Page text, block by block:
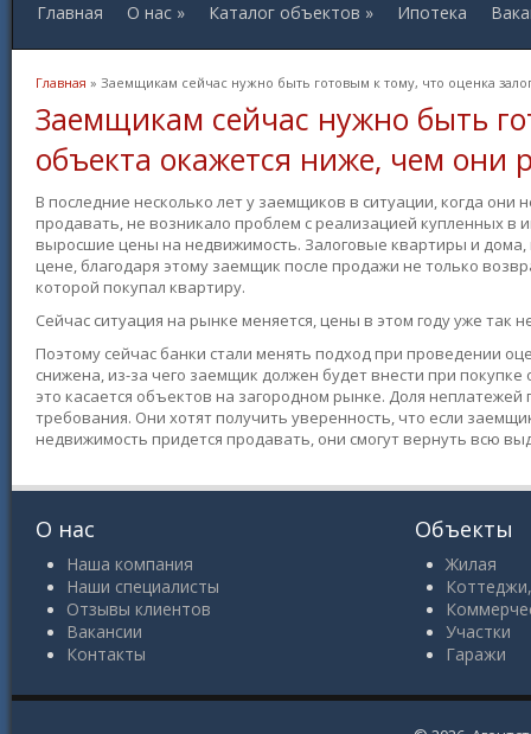
Главная О нас » Каталог объектов » Ипотека
Вы здесь
Главная » Заемщикам сейчас нужно быть готовым к тому, что оценка
Заемщикам сейчас нужно быть
объекта окажется ниже, чем они
В последние несколько лет у заемщиков в ситуации, когда
продавать, не возникало проблем с реализацией купленных в
выросшие цены на недвижимость. Залоговые квартиры и
цене, благодаря этому заемщик после продажи не только
которой покупал квартиру.
Сейчас ситуация на рынке меняется, цены в этом году уже так
Поэтому сейчас банки стали менять подход при проведении
снижена, из-за чего заемщик должен будет внести при
это касается объектов на загородном рынке. Доля
требования. Они хотят получить уверенность, что если
недвижимость придется продавать, они смогут вернуть всю
О нас
Наша компания
Наши специалисты
Отзывы клиентов
Вакансии
Контакты
Объекты
Жилая
Участки
Гаражи